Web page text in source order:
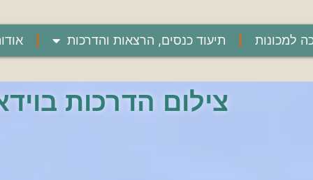
למכונות תיעוד כנסים, הרצאות והדרכות
צילום הדרכות